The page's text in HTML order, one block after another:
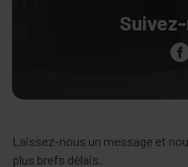
Laissez-nous un message et
plus brefs délais.